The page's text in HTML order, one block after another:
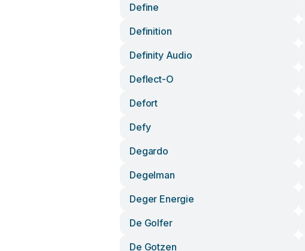
Define
Definition
Definity Audio
Deflect-O
Defort
Defy
Degardo
Degelman
Deger Energie
De Golfer
De Gotzen